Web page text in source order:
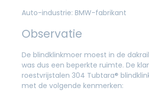
Auto-industrie: BMW-fabrikant
Observatie
De blindklinkmoer moest in de
was dus een beperkte ruimte. De
roestvrijstalen 304 Tubtara®
met de volgende kenmerken: